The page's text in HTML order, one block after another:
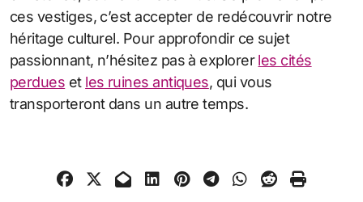
ces vestiges, c’est accepter de redécouvrir notre
héritage culturel. Pour approfondir ce sujet
passionnant, n’hésitez pas à explorerles cités
perdues et les ruines antiques, qui vous
transporteront dans un autre temps.